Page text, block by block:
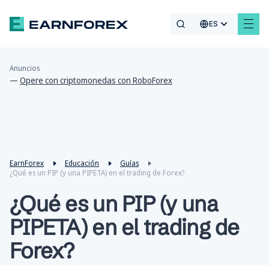
ES
Anuncios
— Opere con criptomonedas con RoboForex
EarnForex Educación
Guías
¿Qué es un PIP (y una PIPETA) en el trading de Forex?
¿Qué es un PIP (y una
PIPETA) en el trading de
Forex?